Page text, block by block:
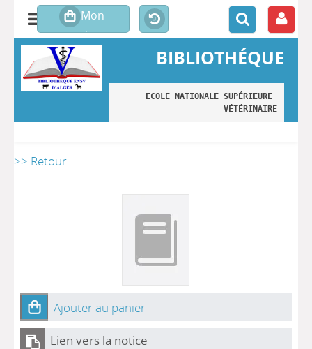
BIBLIOTHÉQUE
ECOLE NATIONALE SUPÉRIEURE
VÉTÉRINAIRE
>> Retour
Ajouter au panier
Lien vers la notice